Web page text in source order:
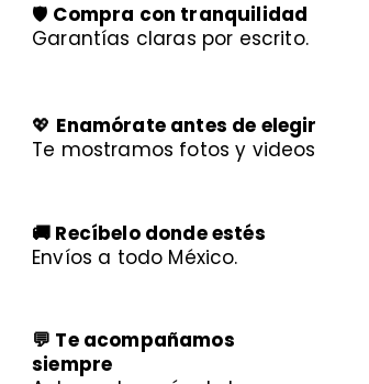
🛡️ Compra con tranquilidad
Garantías claras por escrito.
💖 Enamórate antes de elegir
Te mostramos fotos y videos
🚚 Recíbelo donde estés
Envíos a todo México.
💬 Te acompañamos
siempre